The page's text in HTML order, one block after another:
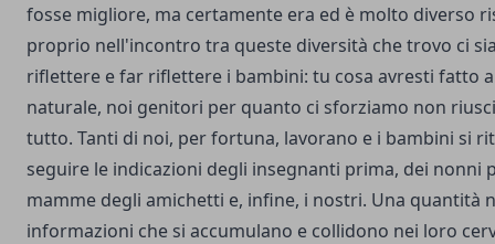
fosse migliore, ma certamente era ed è molto diverso
proprio nell'incontro tra queste diversità che trovo ci
riflettere e far riflettere i bambini: tu cosa avresti fatto
naturale, noi genitori per quanto ci sforziamo non
tutto. Tanti di noi, per fortuna, lavorano e i bambini si
seguire le indicazioni degli insegnanti prima, dei nonni
mamme degli amichetti e, infine, i nostri. Una quantità
informazioni che si accumulano e collidono nei loro